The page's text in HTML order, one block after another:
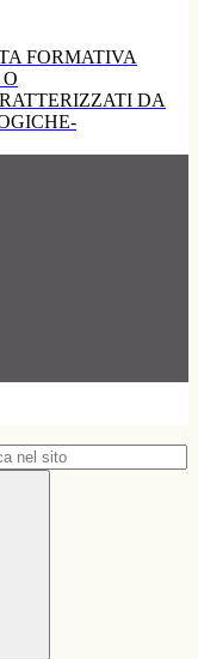
FORMATIVA
DA